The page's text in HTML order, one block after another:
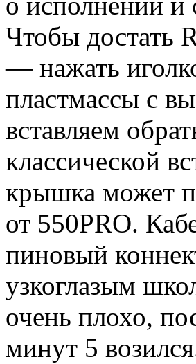
Чтобы достать
— нажать
пластмассы с
вставляем
классической
крышка может
от 550PRO.
пиновый
узкоглазым
очень плохо,
минут 5